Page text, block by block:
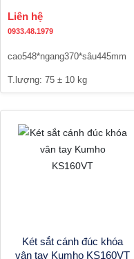
Liên hệ
0933.48.1979
cao548*ngang370*sâu445mm
T.lượng: 75 ± 10 kg
Két sắt cánh đúc khóa
vân tay Kumho KS160VT